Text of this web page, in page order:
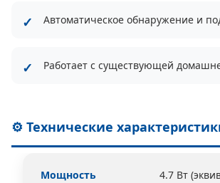
Автоматическое обнаружение и
Работает с существующей
⚙️ Технические
Мощность 4.7 Вт